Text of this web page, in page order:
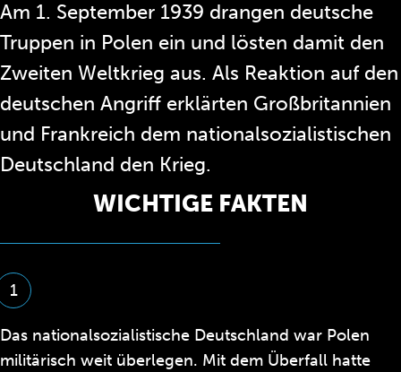
Am 1. September 1939 drangen deutsche
Truppen in Polen ein und lösten damit den
Zweiten Weltkrieg aus. Als Reaktion auf den
deutschen Angriff erklärten Großbritannien
und Frankreich dem nationalsozialistischen
Deutschland den Krieg.
WICHTIGE FAKTEN
1
Das nationalsozialistische Deutschland war Polen
militärisch weit überlegen. Mit dem Überfall hatte